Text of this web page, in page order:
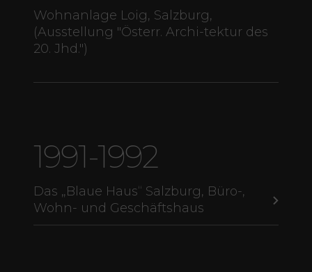
Wohnanlage Loig, Salzburg,
(Ausstellung "Österr. Archi-tektur des
20. Jhd.")
1991-1992
Das „Blaue Haus“ Salzburg, Büro-,
Wohn- und Geschäftshaus